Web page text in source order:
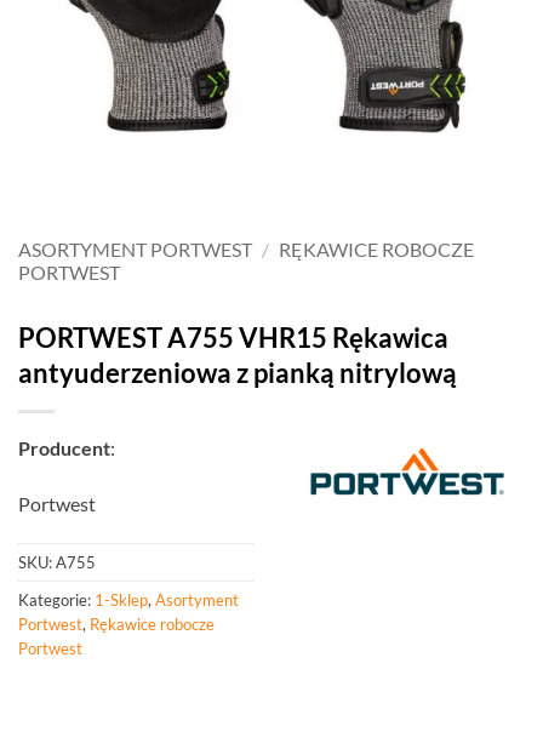
ASORTYMENT PORTWEST / RĘKAWICE ROBOCZE
PORTWEST
PORTWEST A755 VHR15 Rękawica
antyuderzeniowa z pianką nitrylową
Producent:
Portwest
SKU:A755
Kategorie: 1-Sklep,Asortyment
Portwest, Rękawice robocze
Portwest